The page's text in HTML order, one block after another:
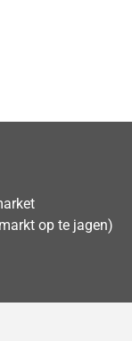
op te jagen)